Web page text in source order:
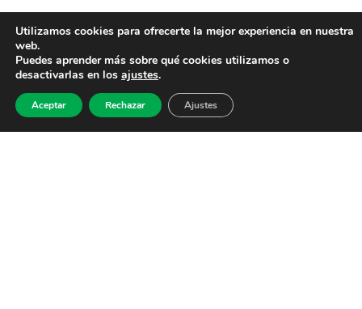
Utilizamos cookies para ofrecerte la mejor experiencia en nuestra
web.
Puedes aprender más sobre qué cookies utilizamos o
desactivarlas en los ajustes.
Aceptar Rechazar Ajustes